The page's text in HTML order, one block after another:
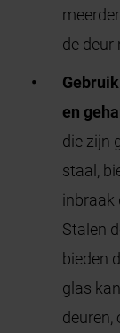
de deur
en
die zijn
staal,
inbraak
Stalen
bieden
glas
deuren,